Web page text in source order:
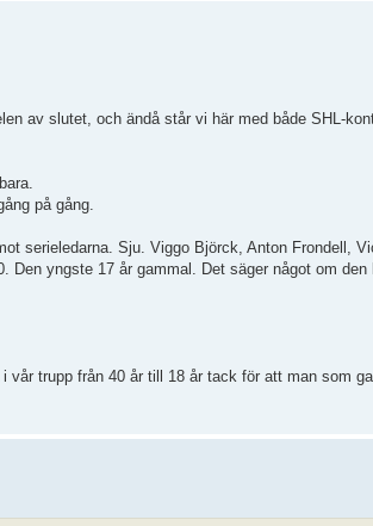
av slutet, och ändå står vi här med både SHL-
på gång.
serieledarna. Sju. Viggo Björck, Anton Frondell,
yngste 17 år gammal. Det säger något om den
trupp från 40 år till 18 år tack för att man som